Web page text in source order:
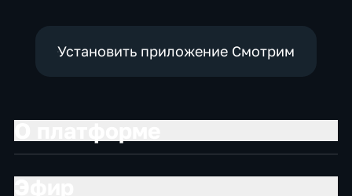
Установить приложение Смотрим